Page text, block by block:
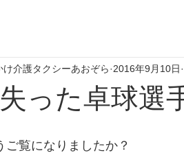
った卓球選
け介護タクシーあおぞら 2016年9月10日
ご覧になりましたか？